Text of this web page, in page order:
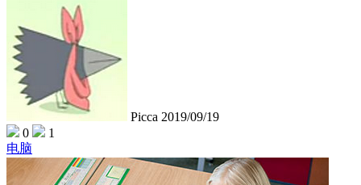
Picca 2019/09/19
0
1
电脑